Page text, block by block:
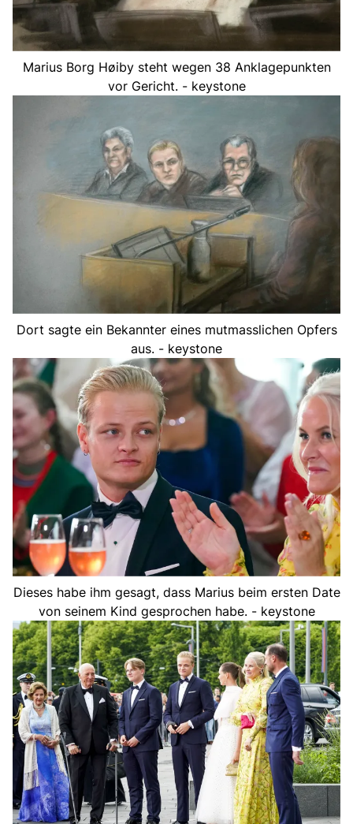
Marius Borg Høiby steht wegen 38 Anklagepunkten
vor Gericht. - keystone
Dort sagte ein Bekannter eines mutmasslichen Opfers
aus. - keystone
Dieses habe ihm gesagt, dass Marius beim ersten Date
von seinem Kind gesprochen habe. - keystone